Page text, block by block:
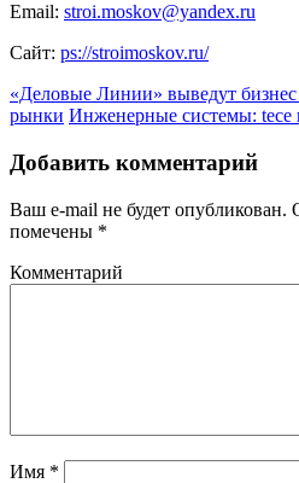
Email: stroi.moskov@yandex.ru
Сайт: ps://stroimoskov.ru/
«Деловые Линии» выведут
рынки Инженерные системы: tece
Добавить комментарий
Ваш e-mail не будет опубликован.
помечены *
Комментарий
Имя *